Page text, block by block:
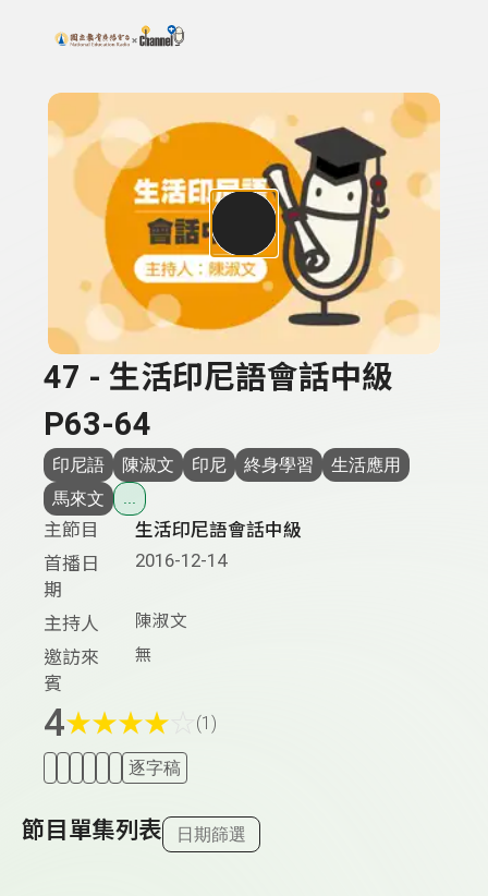
上方功能區塊
搜尋關鍵字：可輸入節目名稱、主持人或關鍵字
47 - 生活印尼語會話中級
P63-64
印尼語 陳淑文 印尼 終身學習
生活應用
馬來文
...
主節目
生活印尼語會話中級
首播日
期
2016-12-14
主持人 陳淑文
邀訪來
賓
無
4★★★★ (1)
逐字稿
節目單集列表 日期篩選